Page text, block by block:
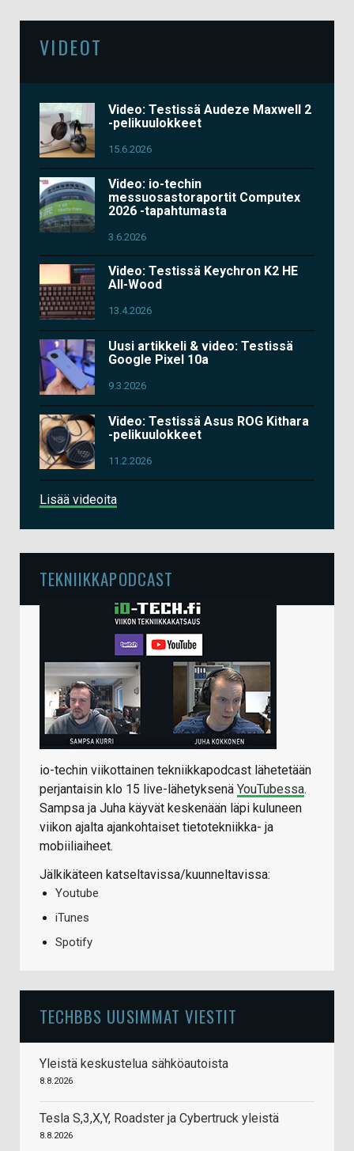
VIDEOT
Video: Testissä Audeze Maxwell 2
-pelikuulokkeet
15.6.2026
Video: io-techin
messuosastoraportit Computex
2026 -tapahtumasta
3.6.2026
Video: Testissä Keychron K2 HE
All-Wood
13.4.2026
Uusi artikkeli & video: Testissä
Google Pixel 10a
9.3.2026
Video: Testissä Asus ROG Kithara
-pelikuulokkeet
11.2.2026
Lisää videoita
TEKNIIKKAPODCAST
io-techin viikottainen tekniikkapodcast lähetetään
perjantaisin klo 15 live-lähetyksenä YouTubessa.
Sampsa ja Juha käyvät keskenään läpi kuluneen
viikon ajalta ajankohtaiset tietotekniikka- ja
mobiiliaiheet.
Jälkikäteen katseltavissa/kuunneltavissa:
Youtube
iTunes
Spotify
TECHBBS UUSIMMAT VIESTIT
Yleistä keskustelua sähköautoista
8.8.2026
Tesla S,3,X,Y, Roadster ja Cybertruck yleistä
8.8.2026